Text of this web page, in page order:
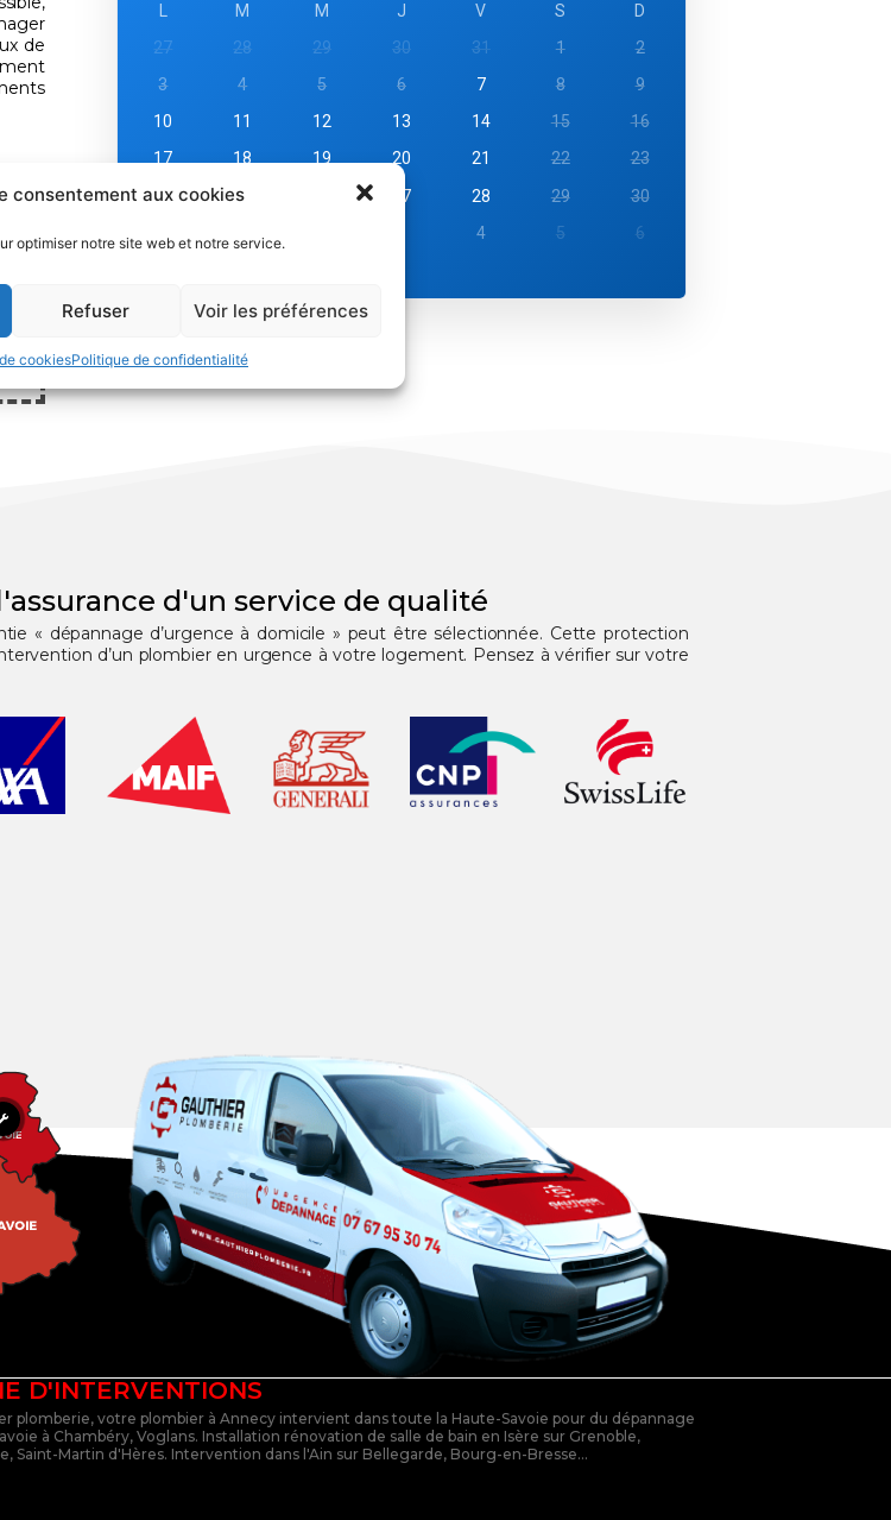
consentement aux cookies
optimiser notre site web et notre service.
Refuser Voir les préférences
cookiesPolitique de confidentialité
de
à
M M J V S
D
27
28 29 30 31 1
2
3
4 5 6 7 8
9
10
11 12 13 14 15
16
17
18 19 20 21 22
23
24
25 27 28 29
30
4 5 6
d'un service de qualité
« dépannage d’urgence à domicile » peut être sélectionnée. Cette protection
d’un plombier en urgence à votre logement. Pensez à vérifier sur votre
D'INTERVENTIONS
plomberie, votre plombier à Annecy intervient dans toute la Haute-Savoie pour du dépannage
à Chambéry, Voglans. Installation rénovation de salle de bain en Isère sur Grenoble,
Saint-Martin d'Hères. Intervention dans l'Ain sur Bellegarde, Bourg-en-Bresse...